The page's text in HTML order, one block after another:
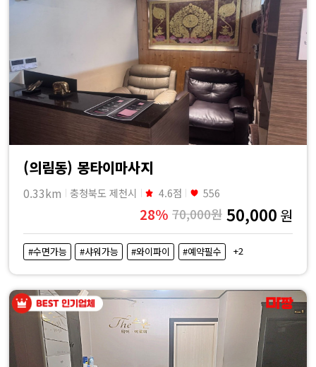
마
짱
(의림동) 몽타이마사지
0.33km 충청북도 제천시 4.6점 556
28% 70,000원 50,000 원
#수면가능 #샤워가능 #와이파이 #예약필수 +2